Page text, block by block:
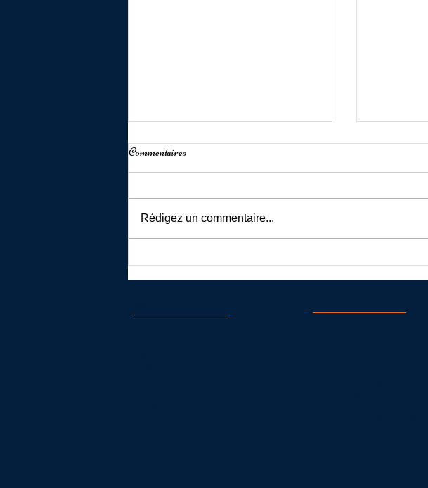
Commentaires
Rédigez un commentaire...